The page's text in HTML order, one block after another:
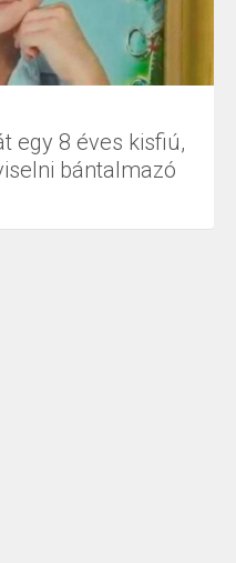
egy 8 éves kisfiú,
bántalmazó